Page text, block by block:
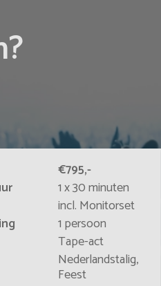
€795,-
1 x 30 minuten
incl. Monitorset
1 persoon
Tape-act
Nederlandstalig,
Feest